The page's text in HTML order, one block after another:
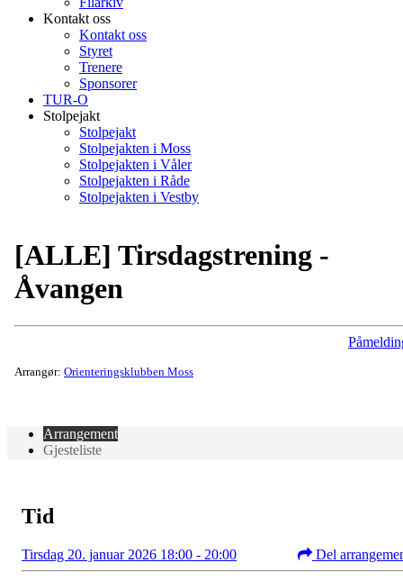
Kontakt oss
Kontakt oss
Styret
Trenere
Sponsorer
TUR-O
Stolpejakt
Stolpejakt
Stolpejakten i Moss
Stolpejakten i Våler
Stolpejakten i Råde
Stolpejakten i Vestby
[ALLE] Tirsdagstrening -
Åvangen
Arrangør: Orienteringsklubben Moss
Arrangement
Gjesteliste
Tid
Tirsdag 20. januar 2026 18:00 - 20:00 Del